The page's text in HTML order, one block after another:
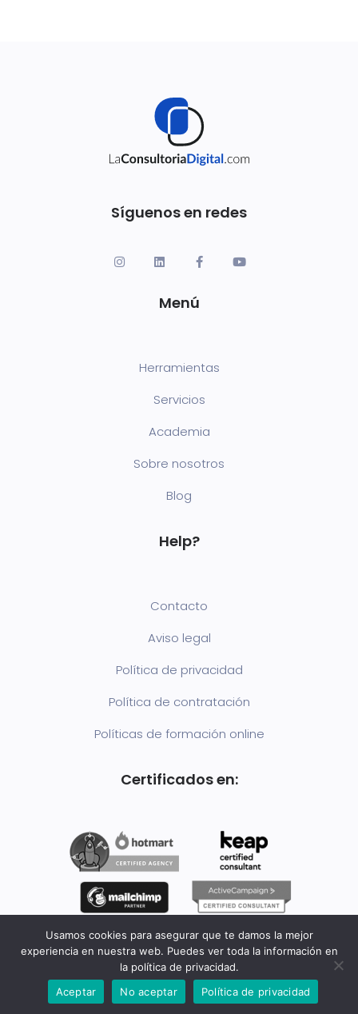
Síguenos en redes
Menú
Herramientas
Servicios
Academia
Sobre nosotros
Blog
Help?
Contacto
Aviso legal
Política de privacidad
Política de contratación
Políticas de formación online
Certificados en:
Usamos cookies para asegurar que te damos la mejor
experiencia en nuestra web. Puedes ver toda la información en
la política de privacidad.
Aceptar
No aceptar Política de privacidad